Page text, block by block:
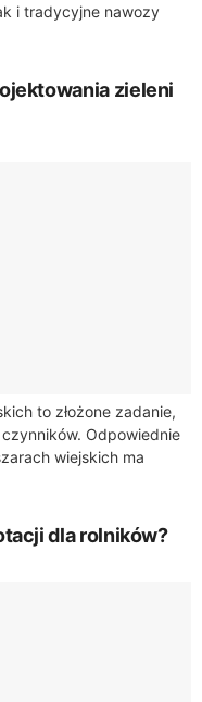
i tradycyjne nawozy
zieleni
to złożone zadanie,
Odpowiednie
wiejskich ma
dla rolników?